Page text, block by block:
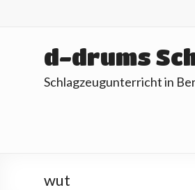
d-drums
Schlagzeugunterricht in
wut